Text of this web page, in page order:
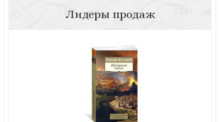
Гнев, злоба, раздражение
Лидеры продаж